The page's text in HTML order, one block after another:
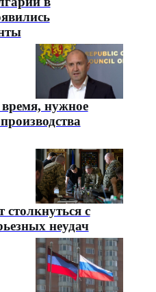
время, нужное
с
неудач